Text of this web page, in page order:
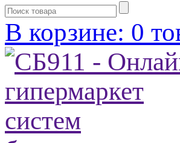
В корзине: 0